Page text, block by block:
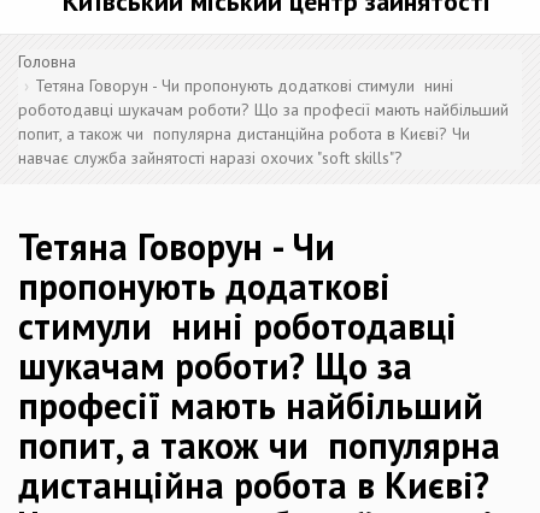
Головна
Тетяна Говорун - Чи пропонують додаткові стимули нині
роботодавці шукачам роботи? Що за професії мають найбільший
попит, а також чи популярна дистанційна робота в Києві? Чи
навчає служба зайнятості наразі охочих "soft skills"?
Тетяна Говорун - Чи
пропонують додаткові
стимули нині роботодавці
шукачам роботи? Що за
професії мають найбільший
попит, а також чи популярна
дистанційна робота в Києві?